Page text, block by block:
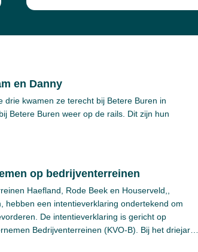
en Danny
drie kwamen ze terecht bij Betere Buren in
Betere Buren weer op de rails. Dit zijn hun
op bedrijventerreinen
Haefland, Rode Beek en Houserveld,,
hebben een intentieverklaring ondertekend om
De intentieverklaring is gericht op
Bedrijventerreinen (KVO-B). Bij het driejarig